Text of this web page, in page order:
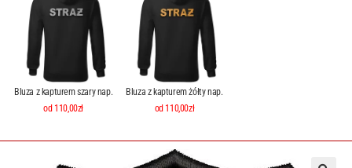
Bluza z kapturem szary nap.
od 110,00zł
Bluza z kapturem żółty nap.
od 110,00zł